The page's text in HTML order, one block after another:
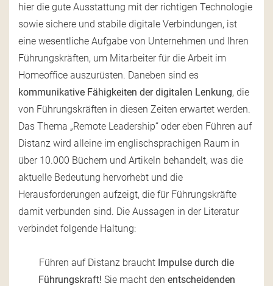
hier die gute Ausstattung mit der richtigen Technologie
sowie sichere und stabile digitale Verbindungen, ist
eine wesentliche Aufgabe von Unternehmen und Ihren
Führungskräften, um Mitarbeiter für die Arbeit im
Homeoffice auszurüsten. Daneben sind es
kommunikative Fähigkeiten der digitalen Lenkung, die
von Führungskräften in diesen Zeiten erwartet werden.
Das Thema „Remote Leadership“ oder eben Führen auf
Distanz wird alleine im englischsprachigen Raum in
über 10.000 Büchern und Artikeln behandelt, was die
aktuelle Bedeutung hervorhebt und die
Herausforderungen aufzeigt, die für Führungskräfte
damit verbunden sind. Die Aussagen in der Literatur
verbindet folgende Haltung:
Führen auf Distanz braucht Impulse durch die
Führungskraft! Sie macht den entscheidenden